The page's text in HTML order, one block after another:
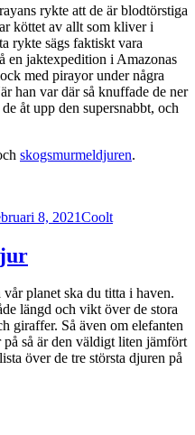
rykte att de är blodtörstiga
köttet av allt som kliver i
rykte sägs faktiskt vara
en jaktexpedition i Amazonas
med pirayor under några
han var där så knuffade de ner
åt upp den supersnabbt, och
skogsmurmeldjuren.
8, 2021Coolt
planet ska du titta i haven.
längd och vikt över de stora
giraffer. Så även om elefanten
så är den väldigt liten jämfört
över de tre största djuren på